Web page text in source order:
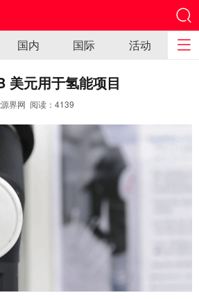
国内 国际 活动
美元用于氢能项目
界网 阅读： 4139